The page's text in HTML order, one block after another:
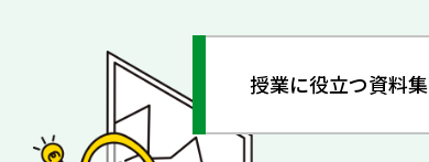
授業に役立つ資料集